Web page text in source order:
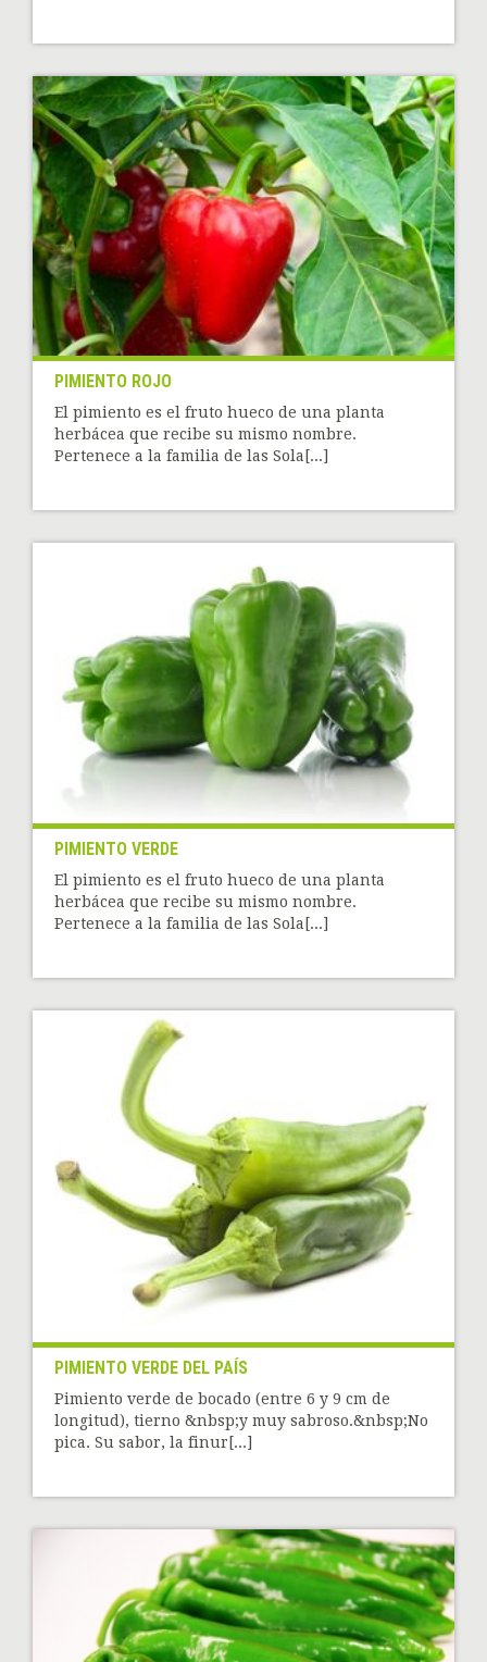
PIMIENTO ROJO
El pimiento es el fruto hueco de una planta
herbácea que recibe su mismo nombre.
Pertenece a la familia de las Sola[...]
PIMIENTO VERDE
El pimiento es el fruto hueco de una planta
herbácea que recibe su mismo nombre.
Pertenece a la familia de las Sola[...]
PIMIENTO VERDE DEL PAÍS
Pimiento verde de bocado (entre 6 y 9 cm de
longitud), tierno &nbsp;y muy sabroso.&nbsp;No
pica. Su sabor, la finur[...]